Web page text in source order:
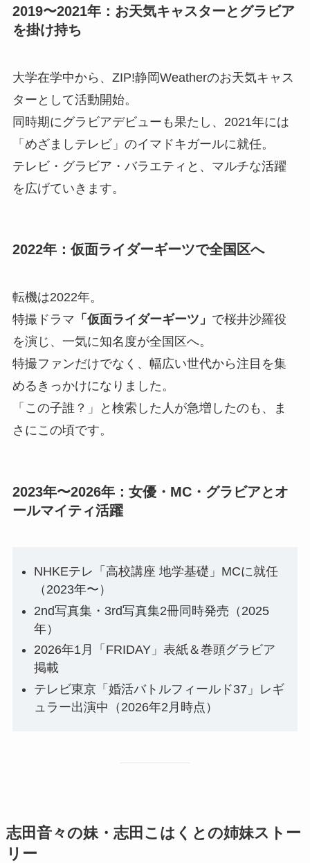
2019〜2021年：お天気キャスターとグラビア
を掛け持ち
大学在学中から、ZIP!静岡Weatherのお天気キャス
ターとして活動開始。
同時期にグラビアデビューも果たし、2021年には
「めざましテレビ」のイマドキガールに就任。
テレビ・グラビア・バラエティと、マルチな活躍
を広げていきます。
2022年：仮面ライダーギーツで全国区へ
転機は2022年。
特撮ドラマ 「仮面ライダーギーツ」 で桜井沙羅役
を演じ、一気に知名度が全国区へ。
特撮ファンだけでなく、幅広い世代から注目を集
めるきっかけになりました。
「この子誰？」と検索した人が急増したのも、ま
さにこの頃です。
2023年〜2026年：女優・MC・グラビアとオ
ールマイティ活躍
NHKEテレ「高校講座 地学基礎」MCに就任
（2023年〜）
2nd写真集・3rd写真集2冊同時発売（2025
年）
2026年1月「FRIDAY」表紙＆巻頭グラビア
掲載
テレビ東京「婚活バトルフィールド37」レギ
ュラー出演中（2026年2月時点）
志田音々の妹・志田こはくとの姉妹ストー
リー